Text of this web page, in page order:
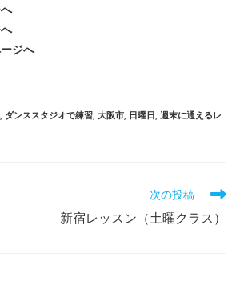
ジへ
ダンススタジオで練習 大阪市 日曜日 週末に通えるレ
次の投稿
新宿レッスン（土曜クラス）